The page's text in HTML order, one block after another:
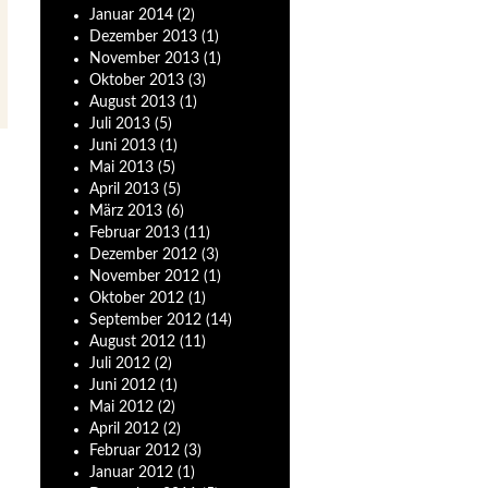
Januar 2014 (2)
Dezember 2013 (1)
November 2013 (1)
Oktober 2013 (3)
August 2013 (1)
Juli 2013 (5)
Juni 2013 (1)
Mai 2013 (5)
April 2013 (5)
März 2013 (6)
Februar 2013 (11)
Dezember 2012 (3)
November 2012 (1)
Oktober 2012 (1)
September 2012 (14)
August 2012 (11)
Juli 2012 (2)
Juni 2012 (1)
Mai 2012 (2)
April 2012 (2)
Februar 2012 (3)
Januar 2012 (1)